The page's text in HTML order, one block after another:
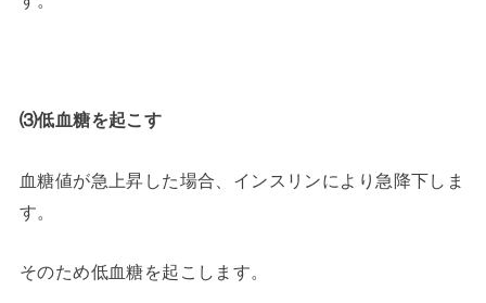
⑶低血糖を起こす
血糖値が急上昇した場合、インスリンにより急降下しま
す。
そのため低血糖を起こします。